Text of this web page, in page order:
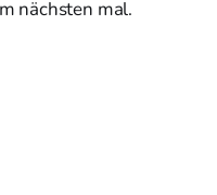
nächsten mal.